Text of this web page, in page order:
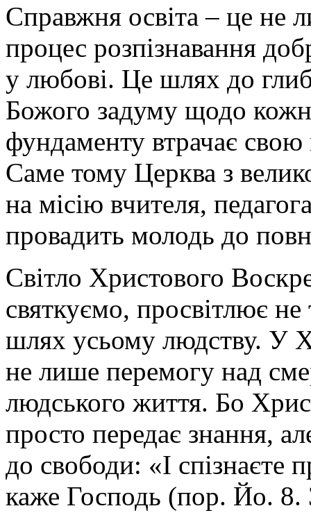
Справжня освіта – це не
процес розпізнавання
у любові. Це шлях до
Божого задуму щодо
фундаменту втрачає свою
Саме тому Церква з
на місію вчителя,
провадить молодь до
Світло Христового
святкуємо, просвітлює
шлях усьому людству. У
не лише перемогу над
людського життя. Бо
просто передає знання,
до свободи: «І спізнаєте
каже Господь (пор. Йо. 8.